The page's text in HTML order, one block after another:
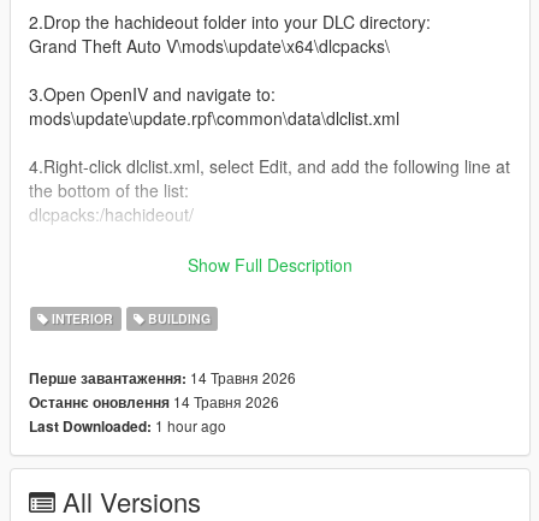
2.Drop the hachideout folder into your DLC directory:
Grand Theft Auto V\mods\update\x64\dlcpacks\
3.Open OpenIV and navigate to:
mods\update\update.rpf\common\data\dlclist.xml
4.Right-click dlclist.xml, select Edit, and add the following line at
the bottom of the list:
dlcpacks:/hachideout/
hachideout' to your server.cfg
v1- release
Show Full Description
INTERIOR BUILDING
Перше завантаження: 14 Травня 2026
Останнє оновлення 14 Травня 2026
Last Downloaded: 1 hour ago
All Versions